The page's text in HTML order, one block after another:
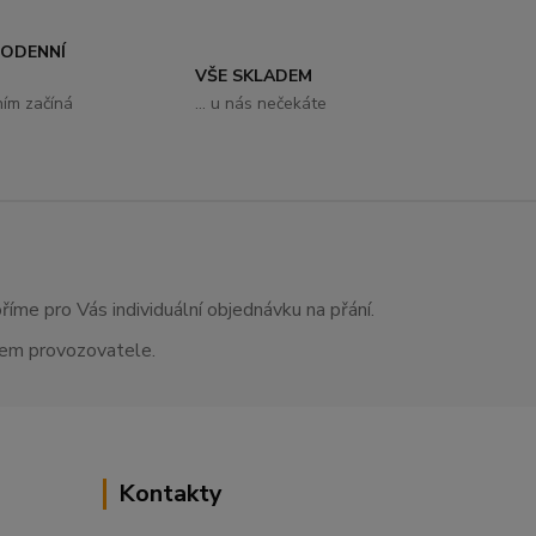
začíná
VŠE SKLADEM
... u nás nečekáte
pro Vás individuální objednávku na přání.
provozovatele.
Kontakty